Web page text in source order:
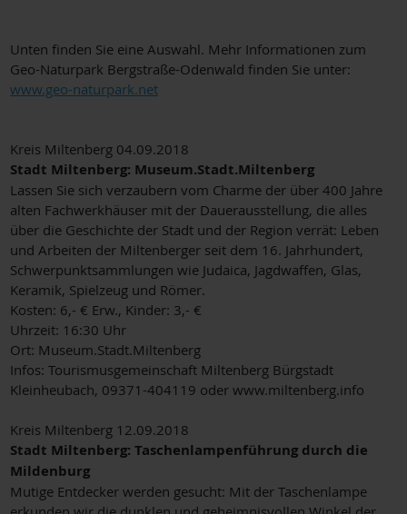
Unten finden Sie eine Auswahl. Mehr Informationen zum
Geo-Naturpark Bergstraße-Odenwald finden Sie unter:
www.geo-naturpark.net
Kreis Miltenberg 04.09.2018
Stadt Miltenberg: Museum.Stadt.Miltenberg
Lassen Sie sich verzaubern vom Charme der über 400 Jahre
alten Fachwerkhäuser mit der Dauerausstellung, die alles
über die Geschichte der Stadt und der Region verrät: Leben
und Arbeiten der Miltenberger seit dem 16. Jahrhundert,
Schwerpunktsammlungen wie Judaica, Jagdwaffen, Glas,
Keramik, Spielzeug und Römer.
Kosten: 6,- € Erw., Kinder: 3,- €
Uhrzeit: 16:30 Uhr
Ort: Museum.Stadt.Miltenberg
Infos: Tourismusgemeinschaft Miltenberg Bürgstadt
Kleinheubach, 09371-404119 oder www.miltenberg.info
Kreis Miltenberg 12.09.2018
Stadt Miltenberg: Taschenlampenführung durch die
Mildenburg
Mutige Entdecker werden gesucht: Mit der Taschenlampe